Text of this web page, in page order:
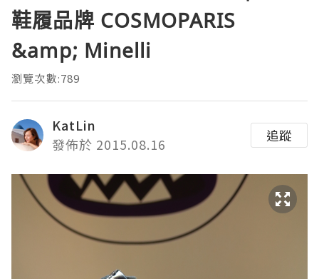
鞋履品牌 COSMOPARIS
&amp; Minelli
瀏覽次數:789
KatLin
發佈於 2015.08.16
追蹤